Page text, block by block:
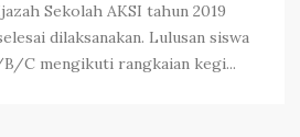
Sekolah AKSI tahun 2019
dilaksanakan. Lulusan siswa
C mengikuti rangkaian kegi...